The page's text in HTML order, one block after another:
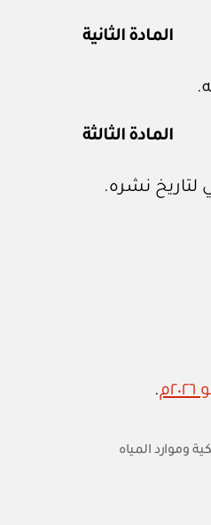
المادة الثانية
المادة الثالثة
لتاريخ نشره.
.
وموارد المياه